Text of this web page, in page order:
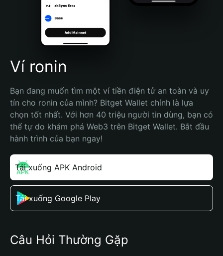
Português (Brasil)
Español (Argentina)
Ví ronin
Bạn đang muốn tìm một ví tiền điện tử an toàn và uy
tín cho ronin của mình? Bitget Wallet chính là lựa
chọn tốt nhất. Với hơn 40 triệu người tin dùng, bạn có
thể tự do khám phá Web3 trên Bitget Wallet. Bắt đầu
hành trình của bạn ngay!
Tải xuống APK Android
Tải xuống Google Play
Câu Hỏi Thường Gặp